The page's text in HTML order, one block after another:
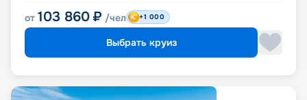
от 103 860 ₽ /чел +1 000
Выбрать круиз